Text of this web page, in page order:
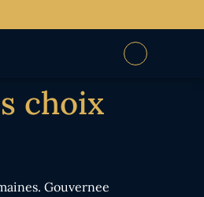
choix
Gouvernee